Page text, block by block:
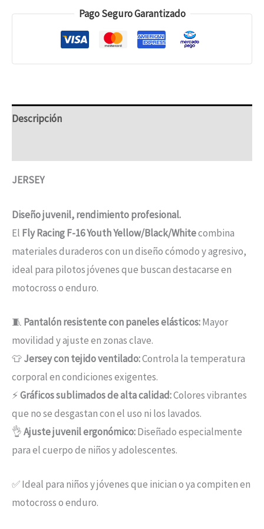
Pago Seguro Garantizado
Descripción
JERSEY
Diseño juvenil, rendimiento profesional.
El Fly Racing F-16 Youth Yellow/Black/Whitecombina
materiales duraderos con un diseño cómodo y agresivo,
ideal para pilotos jóvenes que buscan destacarse en
motocross o enduro.
🧵 Pantalón resistente con paneles elásticos:Mayor
movilidad y ajuste en zonas clave.
👕Jersey con tejido ventilado:Controla la temperatura
corporal en condiciones exigentes.
⚡Gráficos sublimados de alta calidad:Colores vibrantes
que no se desgastan con el uso ni los lavados.
👌Ajuste juvenil ergonómico:Diseñado especialmente
para el cuerpo de niños y adolescentes.
✅ Ideal para niños y jóvenes que inician o ya compiten en
motocross o enduro.